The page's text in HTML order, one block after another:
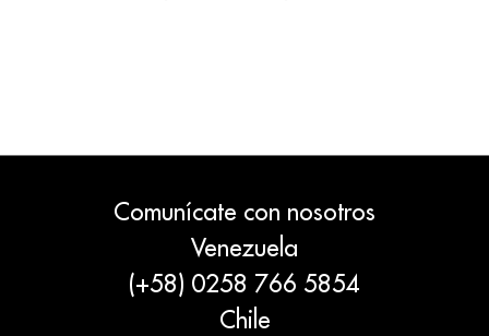
Comunícate con nosotros
Venezuela
(+58) 0258 766 5854
Chile